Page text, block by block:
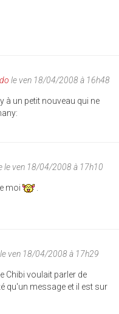
le ven 18/04/2008 à 16h48
à un petit nouveau qui ne
le ven 18/04/2008 à 17h10
moi
le ven 18/04/2008 à 17h29
Chibi voulait parler de
qu'un message et il est sur